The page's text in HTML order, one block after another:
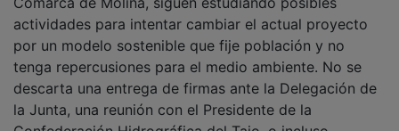
actividades para intentar cambiar el actual proyecto
por un modelo sostenible que fije población y no
tenga repercusiones para el medio ambiente. No se
descarta una entrega de firmas ante la Delegación de
la Junta, una reunión con el Presidente de la
Confederación Hidrográfica del Tajo, o incluso